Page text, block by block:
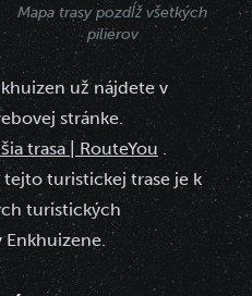
Mapa trasy pozdĺž všetkých
pilierov
už nájdete v
stránke.
trasa | RouteYou
turistickej trase je k
turistických